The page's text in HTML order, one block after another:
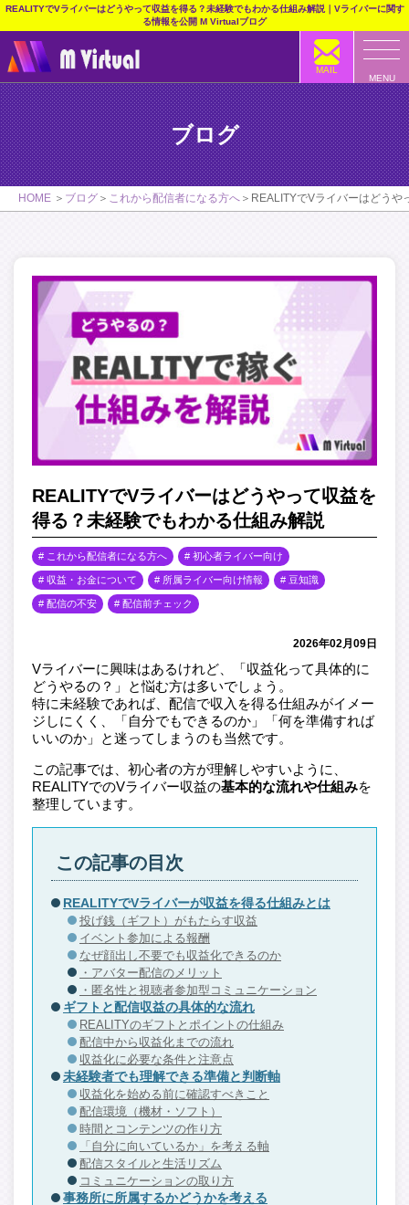
REALITYでVライバーはどうやって収益を得る？未経験でもわかる仕組み解説｜Vライバーに関す
る情報を公開 M Virtualブログ
MENU
MAIL
ブログ
HOME ブログ これから配信者になる方へ REALITYでVライバーはどう
REALITYでVライバーはどうやって収益を
得る？未経験でもわかる仕組み解説
これから配信者になる方へ 初心者ライバー向け
収益・お金について 所属ライバー向け情報 豆知識
配信の不安 配信前チェック
2026年02月09日
Vライバーに興味はあるけれど、「収益化って具体的に
どうやるの？」と悩む方は多いでしょう。
特に未経験であれば、配信で収入を得る仕組みがイメー
ジしにくく、「自分でもできるのか」「何を準備すれば
いいのか」と迷ってしまうのも当然です。
この記事では、初心者の方が理解しやすいように、
REALITYでのVライバー収益の基本的な流れや仕組みを
整理しています。
この記事の目次
REALITYでVライバーが収益を得る仕組みとは
投げ銭（ギフト）がもたらす収益
イベント参加による報酬
なぜ顔出し不要でも収益化できるのか
・アバター配信のメリット
・匿名性と視聴者参加型コミュニケーション
ギフトと配信収益の具体的な流れ
REALITYのギフトとポイントの仕組み
配信中から収益化までの流れ
収益化に必要な条件と注意点
未経験者でも理解できる準備と判断軸
収益化を始める前に確認すべきこと
配信環境（機材・ソフト）
時間とコンテンツの作り方
「自分に向いているか」を考える軸
配信スタイルと生活リズム
コミュニケーションの取り方
事務所に所属するかどうかを考える